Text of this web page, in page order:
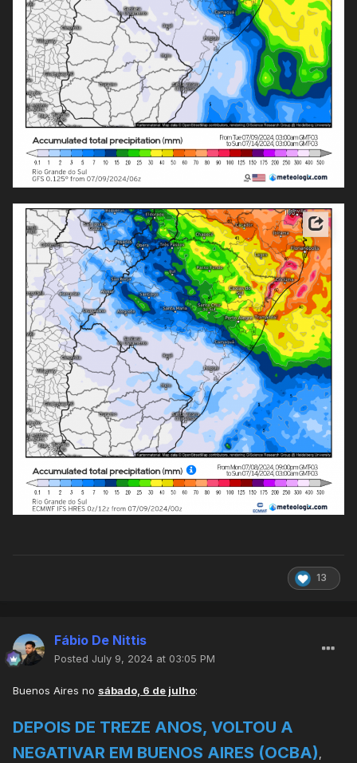
13
Fábio De Nittis
Posted July 9, 2024 at 03:05 PM
Buenos Aires no sábado, 6 de julho:
DEPOIS DE TREZE ANOS, VOLTOU A
NEGATIVAR EM BUENOS AIRES (OCBA),